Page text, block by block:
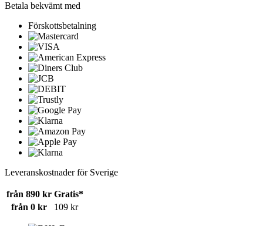
Betala bekvämt med
Förskottsbetalning
Leveranskostnader för Sverige
från 890 kr Gratis*
från 0 kr
109 kr